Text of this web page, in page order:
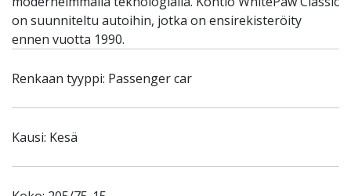
on suunniteltu autoihin, jotka on ensirekisteröity
ennen vuotta 1990.
Renkaan tyyppi: Passenger car
Kausi: Kesä